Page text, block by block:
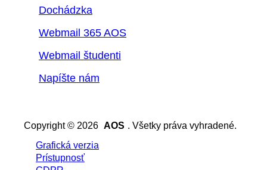
Dochádzka
Webmail 365 AOS
Webmail študenti
Napíšte nám
Copyright © 2026 AOS . Všetky práva vyhradené.
Grafická verzia
Prístupnosť